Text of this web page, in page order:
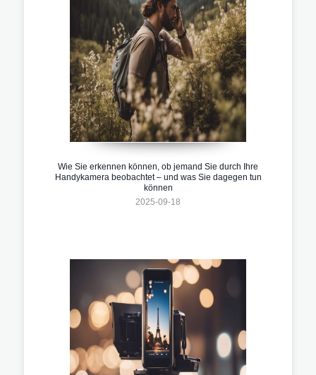
Wie Sie erkennen können, ob jemand Sie durch Ihre
Handykamera beobachtet – und was Sie dagegen tun
können
2025-09-18